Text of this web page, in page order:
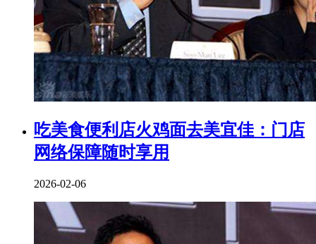
吃美食便利店火鸡面去美宜佳：门店
网络保障随时享用
2026-02-06